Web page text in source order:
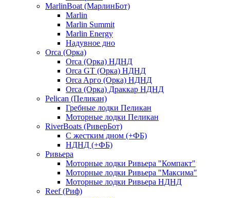
MarlinBoat (МарлинБот)
Marlin
Marlin Summit
Marlin Energy
Надувное дно
Orca (Орка)
Orca (Орка) НДНД
Orca GT (Орка) НДНД
Orca Aрго (Орка) НДНД
Orca (Орка) Драккар НДНД
Pelican (Пеликан)
Гребные лодки Пеликан
Моторные лодки Пеликан
RiverBoats (РиверБот)
С жестким дном (+ФБ)
НДНД (+ФБ)
Ривьера
Моторные лодки Ривьера "Компакт"
Моторные лодки Ривьера "Максима"
Моторные лодки Ривьера НДНД
Reef (Риф)